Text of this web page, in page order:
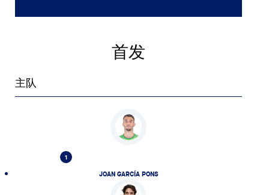
首发
主队
1
JOAN GARCÍA PONS